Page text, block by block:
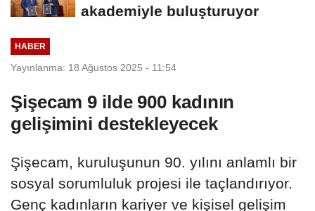
akademiyle buluşturuyor
HABER
Yayınlanma: 18 Ağustos 2025 - 11:54
Şişecam 9 ilde 900 kadının
gelişimini destekleyecek
Şişecam, kuruluşunun 90. yılını anlamlı bir
sosyal sorumluluk projesi ile taçlandırıyor.
Genç kadınların kariyer ve kişisel gelişim